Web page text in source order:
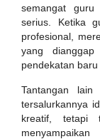
semangat
serius. Ketika
profesional,
yang
pendekatan
Tantangan
tersalurkannya
kreatif, tetapi